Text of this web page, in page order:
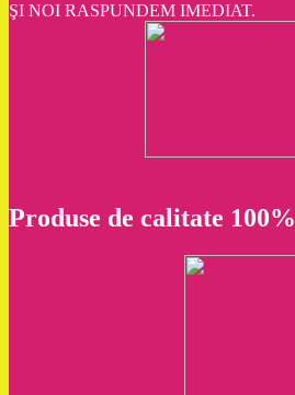
ŞI NOI RASPUNDEM IMEDIAT.
Produse de calitate 100%